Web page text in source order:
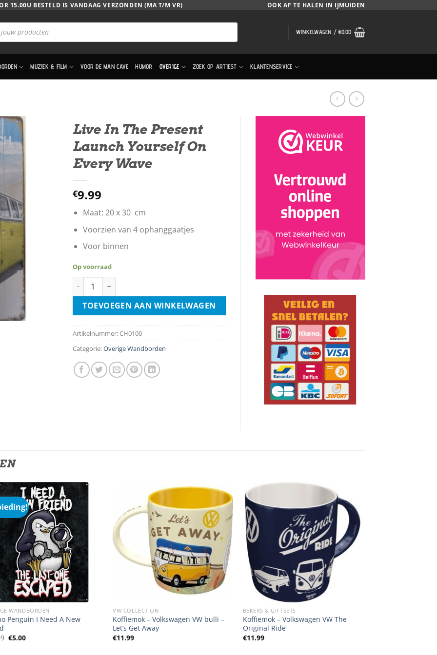
15.00U BESTELD IS VANDAAG VERZONDEN (MA T/M VR) OOK AF TE HALEN IN IJMUIDEN
WINKELWAGEN /€0.00
MUZIEK & FILM VOOR DE MAN CAVE HUMOR OVERIGE ZOEK OP ARTIEST KLANTENSERVICE
Live In The Present
Launch Yourself On
Every Wave
€9.99
Maat: 20 x 30 cm
Voorzien van 4 ophanggaatjes
Voor binnen
Op voorraad
Live In The Present Launch Yourself On Every Wave aantal
TOEVOEGEN AAN WINKELWAGEN
Artikelnummer:CH0100
Categorie:Overige Wandborden
WANDBORDEN
Penguin I Need A New
Oorspronkelijke
€5.00Huidige
VW COLLECTION
Koffiemok – Volkswagen VW bulli –
Let’s Get Away
€11.99
BEKERS & GIFTSETS
Koffiemok – Volkswagen VW The
Original Ride
€11.99